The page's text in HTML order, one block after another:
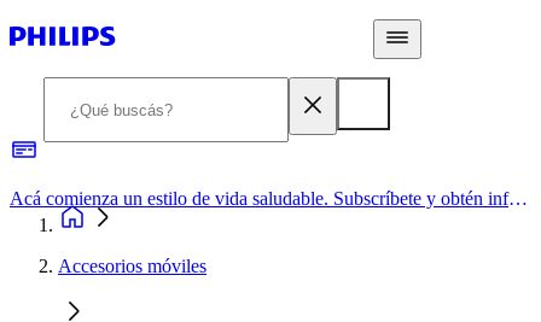
Acá comienza un estilo de vida saludable. Subscríbete y obtén información de primera mano
Accesorios móviles